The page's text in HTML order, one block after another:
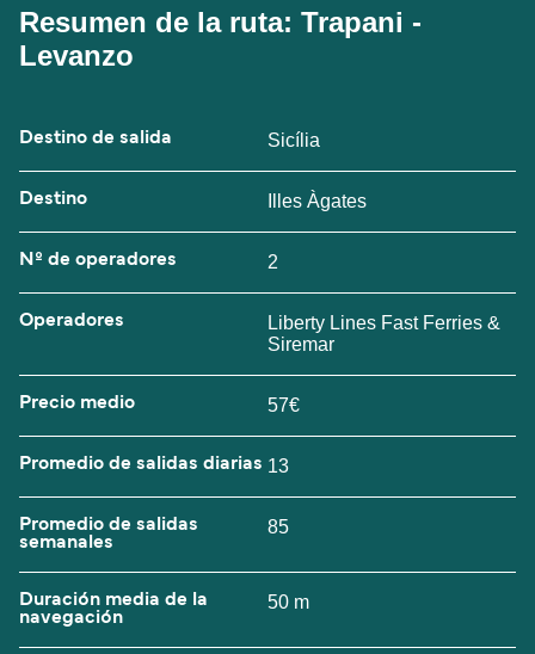
Resumen de la ruta: Trapani -
Levanzo
Destino de salida Sicília
Destino Illes Àgates
Nº de operadores 2
Operadores
Liberty Lines Fast Ferries &
Siremar
Precio medio 57€
Promedio de salidas diarias 13
Promedio de salidas
semanales
85
Duración media de la
navegación
50 m